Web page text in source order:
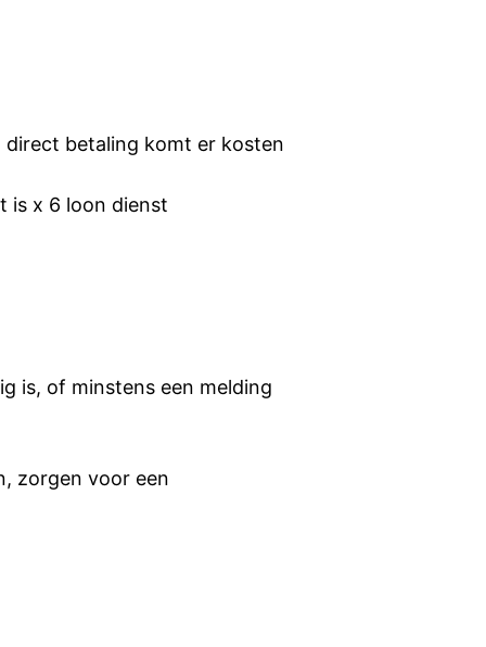
betaling komt er kosten
is x 6 loon dienst
is, of minstens een melding
zorgen voor een